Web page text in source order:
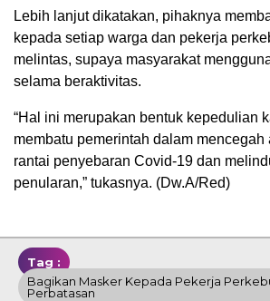
Lebih lanjut dikatakan, pihaknya
kepada setiap warga dan pekerja
melintas, supaya masyarakat
selama beraktivitas.
“Hal ini merupakan bentuk kepedulian
membatu pemerintah dalam mencegah
rantai penyebaran Covid-19 dan
penularan,” tukasnya. (Dw.A/Red)
Tag :
Bagikan Masker Kepada Pekerja
Perbatasan